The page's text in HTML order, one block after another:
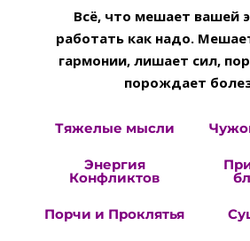
Всё, что мешает вашей
работать как надо.
гармонии, лишает сил,
порождает
Тяжелые мысли
Энергия
Конфликтов
Порчи и Проклятья